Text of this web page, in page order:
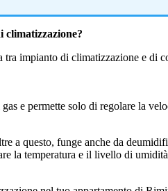
climatizzazione?
tra impianto di climatizzazione e
e permette solo di regolare la
a questo, funge anche da
la temperatura e il livello di